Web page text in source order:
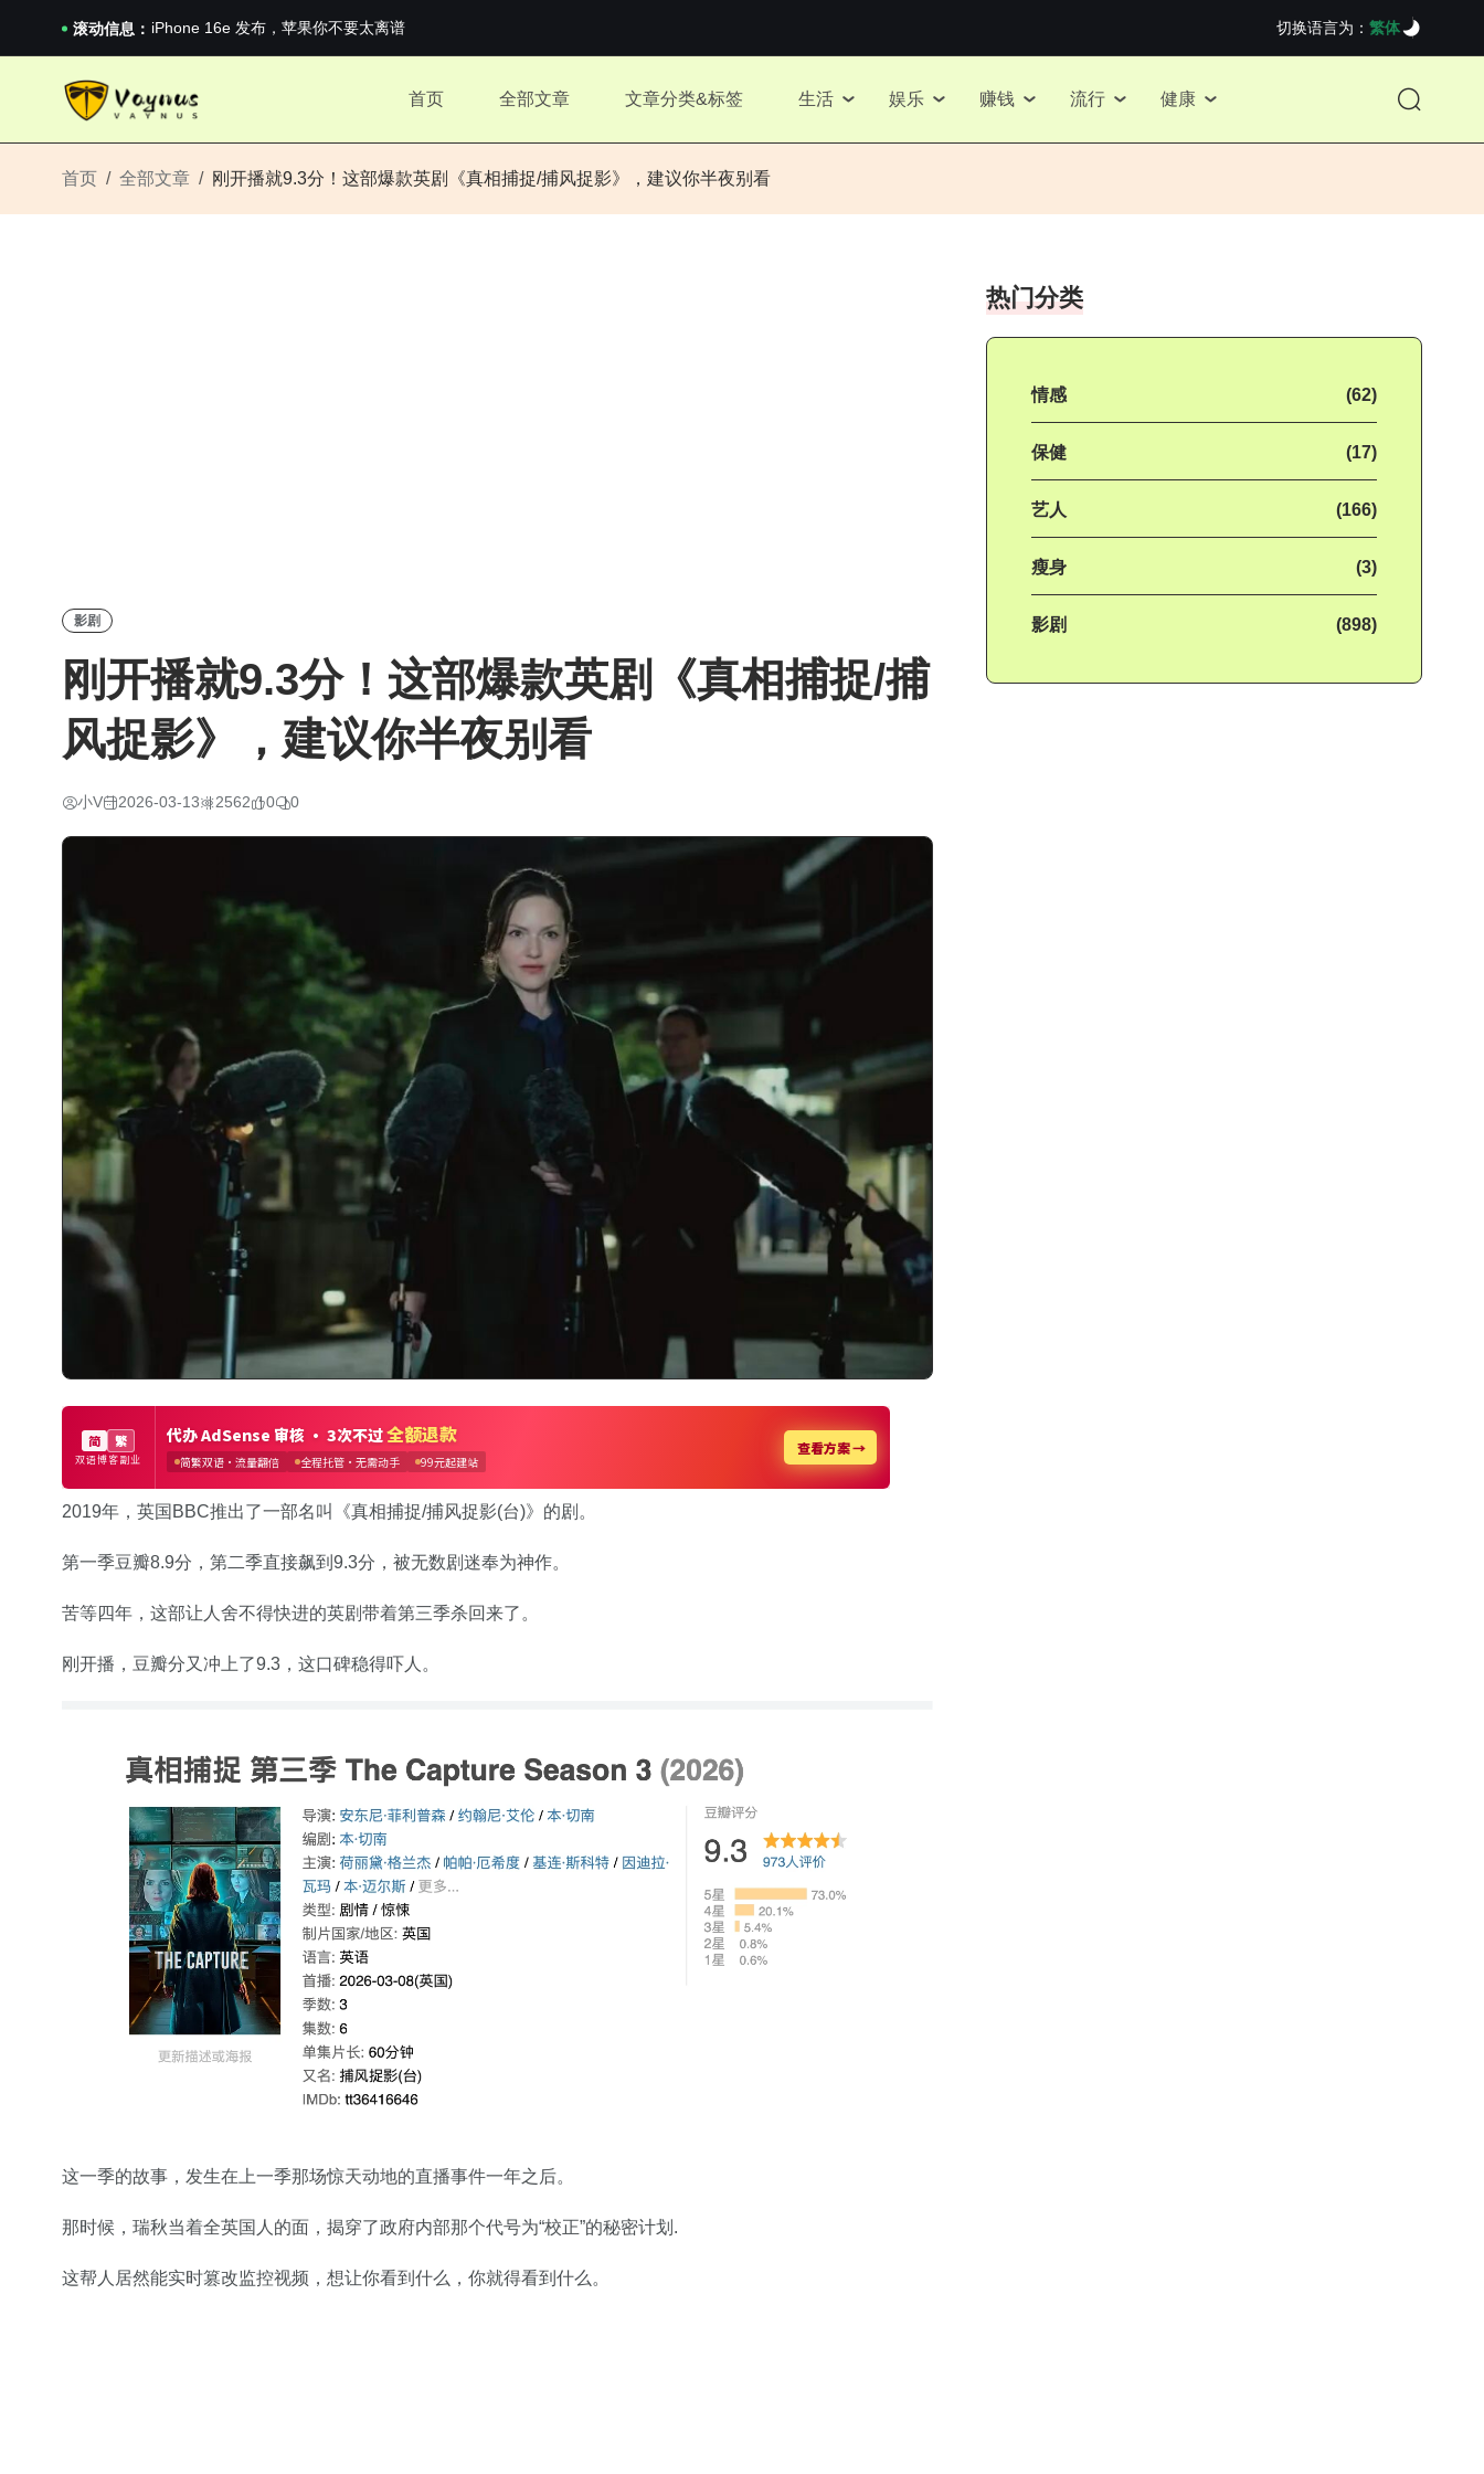
滚动信息： iPhone 16e 发布，苹果你不要太离谱
2026澳网男单收官：全满贯对上全满亚，德约...
iPhone 16e 发布，苹果你不要太离谱
切换语言为： 繁体
首页 全部文章 文章分类&标签 生活 娱乐 赚钱 流行 健康
首页 全部文章 刚开播就9.3分！这部爆款英剧《真相捕捉/捕风捉影》，建议你半夜别看
影剧
刚开播就9.3分！这部爆款英剧《真相捕捉/捕
风捉影》，建议你半夜别看
小V 2026-03-13 2562 0 0
2019年，英国BBC推出了一部名叫《真相捕捉/捕风捉影(台)》的剧。
第一季豆瓣8.9分，第二季直接飙到9.3分，被无数剧迷奉为神作。
苦等四年，这部让人舍不得快进的英剧带着第三季杀回来了。
刚开播，豆瓣分又冲上了9.3，这口碑稳得吓人。
这一季的故事，发生在上一季那场惊天动地的直播事件一年之后。
那时候，瑞秋当着全英国人的面，揭穿了政府内部那个代号为“校正”的秘密计划.
这帮人居然能实时篡改监控视频，想让你看到什么，你就得看到什么。
热门分类
情感 (62)
保健 (17)
艺人 (166)
瘦身 (3)
影剧 (898)